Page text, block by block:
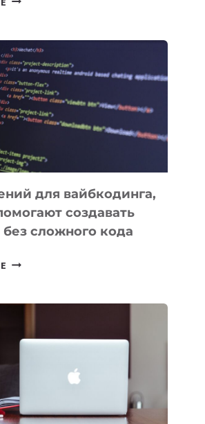
ПОЛЕЗНЫХ
ИНСТРУМЕНТОВ
ДЛЯ
РАБОТЫ
для вайбкодинга,
создавать
сложного кода
7
ПОМОГАЮТ
СОЗДАВАТЬ
БЕЗ
СЛОЖНОГО